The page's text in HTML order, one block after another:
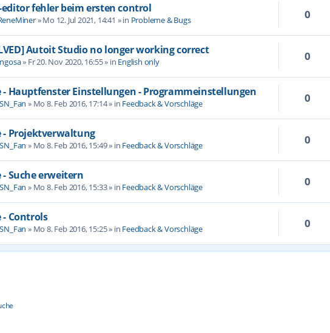
editor fehler beim ersten control
»Mo 12. Jul 2021, 14:41 » in Probleme & Bugs 0
Autoit Studio no longer working correct
» Fr 20. Nov 2020, 16:55» in English only 0
- Hauptfenster Einstellungen - Programmeinstellungen
» Mo 8. Feb 2016, 17:14» in Feedback & Vorschläge 0
- Projektverwaltung
» Mo 8. Feb 2016, 15:49» in Feedback & Vorschläge 0
- Suche erweitern
» Mo 8. Feb 2016, 15:33» in Feedback & Vorschläge 0
- Controls
» Mo 8. Feb 2016, 15:25» in Feedback & Vorschläge 0